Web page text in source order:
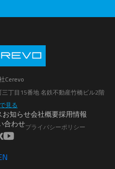
Cerevo
丁目15番地 名鉄不動産竹橋ビル2階
見る
お知らせ会社概要採用情報
合わせプライバシーポリシー